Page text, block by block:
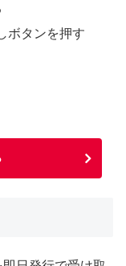
ボタンを押す